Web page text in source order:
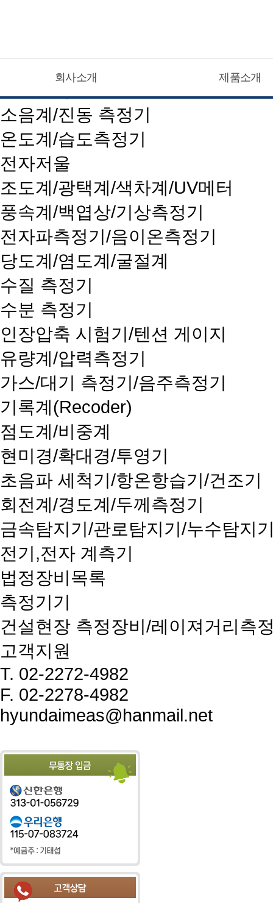
회사소개 제품소개
CATEGOLY LIST
현대계측기
소음계/진동 측정기
온도계/습도측정기
전자저울
조도계/광택계/색차계/UV메터
풍속계/백엽상/기상측정기
전자파측정기/음이온측정기
당도계/염도계/굴절계
수질 측정기
수분 측정기
인장압축 시험기/텐션 게이지
유량계/압력측정기
가스/대기 측정기/음주측정기
기록계(Recoder)
점도계/비중계
현미경/확대경/투영기
초음파 세척기/항온항습기/건조기
회전계/경도계/두께측정기
금속탐지기/관로탐지기/누수탐지
전기,전자 계측기
법정장비목록
측정기기
건설현장 측정장비/레이져거리측
고객지원
T. 02-2272-4982
F. 02-2278-4982
hyundaimeas@hanmail.net